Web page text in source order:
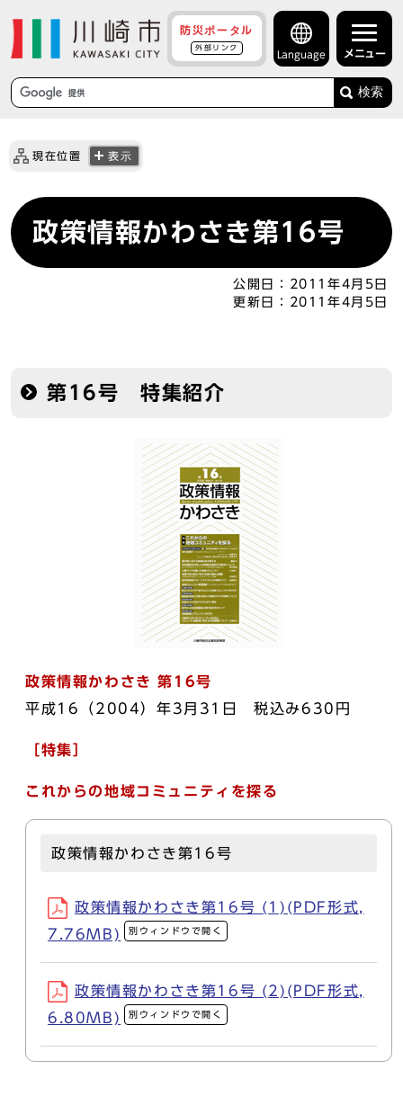
防災ポータル
外部リンク
Language メニュー
検索
現在位置 表示
政策情報かわさき第16号
公開日：
2011年4月5日
更新日：
2011年4月5日
第16号 特集紹介
政策情報かわさき 第16号
平成16（2004）年3月31日 税込み630円
［特集］
これからの地域コミュニティを探る
政策情報かわさき第16号
政策情報かわさき第16号 (1)(PDF形式,
7.76MB)
別ウィンドウで開く
政策情報かわさき第16号 (2)(PDF形式,
6.80MB)
別ウィンドウで開く